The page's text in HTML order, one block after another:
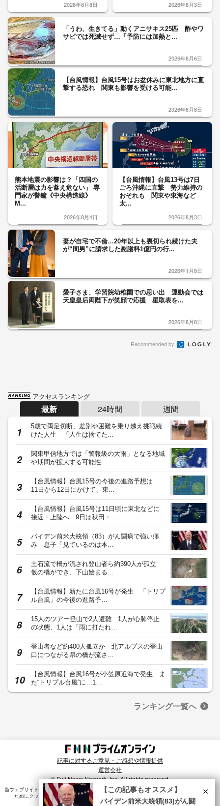
2026年8月8日 2026年8月3日
「うわ、生きてる」動くアニサキス25匹 酢やワ
サビでは死滅せず…「予防には加熱と...
2026年8月6日
【台風情報】台風15号はお盆休みに東北地方に直
撃する恐れ 関東も影響を受ける可能...
2026年8月8日
熊本地震の影響は？「四国の
活断層は力を蓄え危ない」 専
門家が警鐘《中央構造線》
M...
2026年8月4日
【台風情報】台風13号は7日
ごろ沖縄に直撃 勢力維持の
おそれも 関東や東海など
太...
2026年8月3日
妻が自宅で不倫…20年以上も裏切られ続けた夫
が“間男”に請求した慰謝料1億円の行...
2026年1月8日
愛子さま、学習院幼稚園での思い出 運動会では
天皇皇后両陛下が笑顔で応援 星取表を...
2026年8月8日
Recommended by
アクセスランキング
最新 24時間 週間
5歳で両足切断、差別や困難を乗り越え挑戦続
けた人生 「人生は捨てた…
関東甲信地方では「警報級の大雨」となる地域
や期間が拡大する可能性…
【台風情報】台風15号の今後の進路予想は
11日から12日にかけて、東…
【台風情報】台風15号は11日頃に東北などに
接近・上陸へ 9日は秋田・…
バイデン前米大統領（83）がん闘病で強い痛
み 息子「見ているのは本…
土石流で橋が流され登山者ら約390人が孤立
仮の橋ができ、下山始まる…
【台風情報】新たに台風16号が発生 「トリプ
ル台風」の今後の進路予…
15人のツアー登山で2人遭難 1人が心肺停止
の状態、1人は「雨に打たれ…
登山者など約400人孤立か 北アルプスの登山
口につながる県の橋が流さ…
【台風情報】台風16号が小笠原近海で発生 ま
た“トリプル台風”に…1…
ランキング一覧へ
記事に対するご意見・ご感想や情報提供
運営会社
© Fuji News Network, Inc. All rights reserved.
当ウェブサイトでは、ユーザのニーズ・興味・関⼼に合致したコンテンツや広告配信を提供する
ためにクッキーを使⽤しています。詳細は、
プライバシーポリシー をご確認ください。×
【この記事もオススメ】
バイデン前米大統領(83)がん闘